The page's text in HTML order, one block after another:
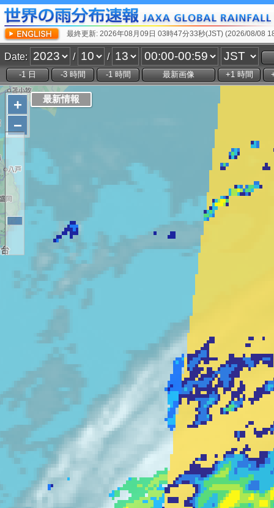
最終更新: 2026年08月09日 03時47分33秒(JST) (2026/08/08
Date: / /
+
−